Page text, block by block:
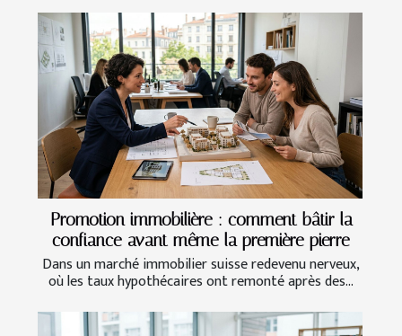
Promotion immobilière : comment bâtir la
confiance avant même la première pierre
Dans un marché immobilier suisse redevenu nerveux,
où les taux hypothécaires ont remonté après des...